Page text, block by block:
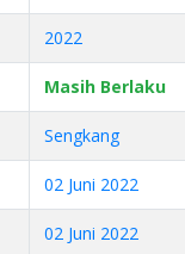
2022
Masih Berlaku
Sengkang
02 Juni 2022
02 Juni 2022